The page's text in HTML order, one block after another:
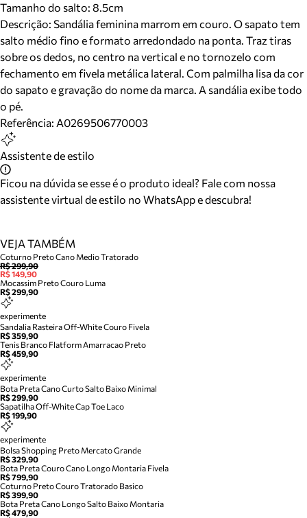
Tamanho do salto: 8.5cm
Descrição: Sandália feminina marrom em couro. O sapato tem
salto médio fino e formato arredondado na ponta. Traz tiras
sobre os dedos, no centro na vertical e no tornozelo com
fechamento em fivela metálica lateral. Com palmilha lisa da cor
do sapato e gravação do nome da marca. A sandália exibe todo
o pé.
Referência: A0269506770003
Assistente de estilo
Ficou na dúvida se esse é o produto ideal? Fale com nossa
assistente virtual de estilo no WhatsApp e descubra!
VEJA TAMBÉM
Coturno Preto Cano Medio Tratorado
R$ 299,90
R$ 149,90
Mocassim Preto Couro Luma
R$ 299,90
experimente
Sandalia Rasteira Off-White Couro Fivela
R$ 359,90
Tenis Branco Flatform Amarracao Preto
R$ 459,90
experimente
Bota Preta Cano Curto Salto Baixo Minimal
R$ 299,90
Sapatilha Off-White Cap Toe Laco
R$ 199,90
experimente
Bolsa Shopping Preto Mercato Grande
R$ 329,90
Bota Preta Couro Cano Longo Montaria Fivela
R$ 799,90
Coturno Preto Couro Tratorado Basico
R$ 399,90
Bota Preta Cano Longo Salto Baixo Montaria
R$ 479,90